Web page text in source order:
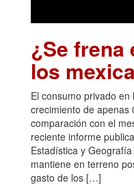
¿Se frena
los
El consumo privado
crecimiento de apenas
comparación con el
reciente informe
Estadística y
mantiene en terreno
gasto de los […]